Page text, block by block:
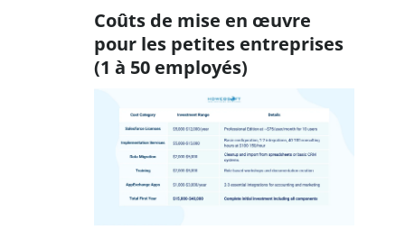
Coûts de mise en œuvre
pour les petites entreprises
(1 à 50 employés)